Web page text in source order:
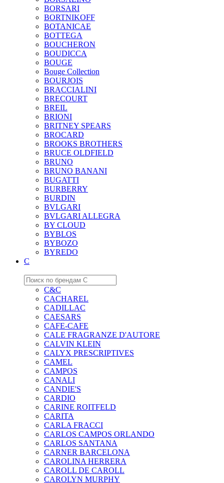
BORSARI
BORTNIKOFF
BOTANICAE
BOTTEGA
BOUCHERON
BOUDICCA
BOUGE
Bouge Collection
BOURJOIS
BRACCIALINI
BRECOURT
BREIL
BRIONI
BRITNEY SPEARS
BROCARD
BROOKS BROTHERS
BRUCE OLDFIELD
BRUNO
BRUNO BANANI
BUGATTI
BURBERRY
BURDIN
BVLGARI
BVLGARI ALLEGRA
BY CLOUD
BYBLOS
BYBOZO
BYREDO
C
C&C
CACHAREL
CADILLAC
CAESARS
CAFE-CAFE
CALE FRAGRANZE D'AUTORE
CALVIN KLEIN
CALYX PRESCRIPTIVES
CAMEL
CAMPOS
CANALI
CANDIE'S
CARDIO
CARINE ROITFELD
CARITA
CARLA FRACCI
CARLOS CAMPOS ORLANDO
CARLOS SANTANA
CARNER BARCELONA
CAROLINA HERRERA
CAROLL DE CAROLL
CAROLYN MURPHY